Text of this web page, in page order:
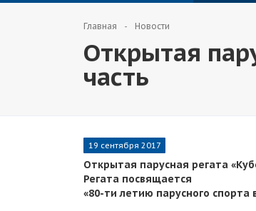
Главная Новости
Открытая
часть
19 сентября 2017
Открытая парусная регата
Регата посвящается
«80-ти летию парусного спорта